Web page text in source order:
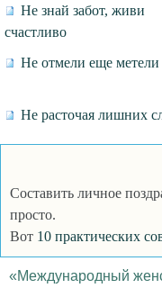
Не знай забот, живи
счастливо
Не отмели еще метели
Не расточая лишних
Составить личное
просто.
Вот 10 практических
«Международный